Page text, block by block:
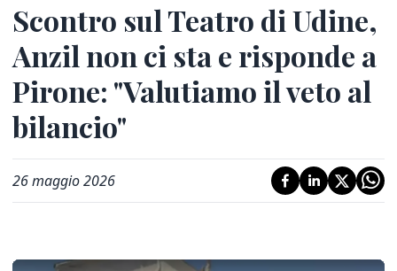
Scontro sul Teatro di Udine,
Anzil non ci sta e risponde a
Pirone: "Valutiamo il veto al
bilancio"
26 maggio 2026